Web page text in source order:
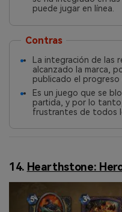
puede jugar en línea.
Contras
La integración de las
alcanzado la marca,
publicado el progreso
Es un juego que se
partida, y por lo
frustrantes de todos
14. Hearthstone: